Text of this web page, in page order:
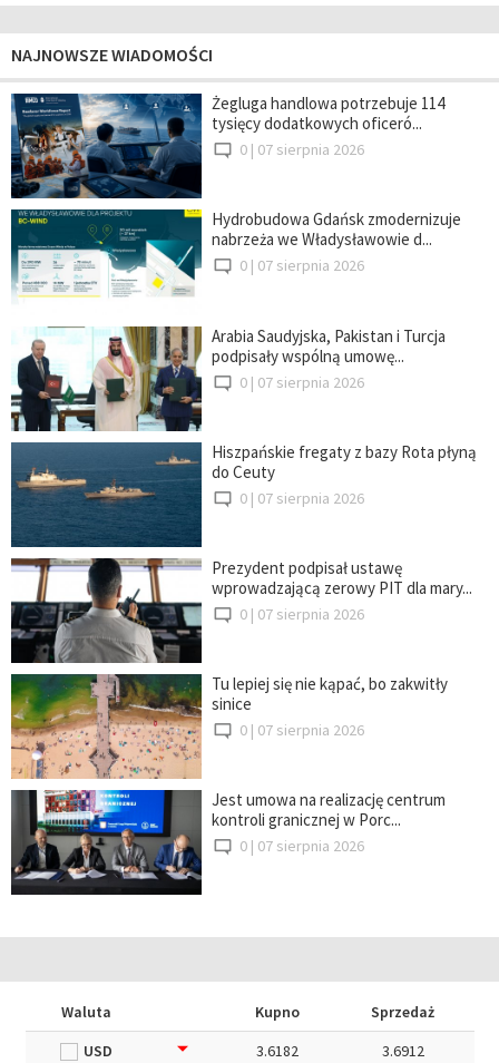
NAJNOWSZE WIADOMOŚCI
Żegluga handlowa potrzebuje 114
tysięcy dodatkowych oficeró...
0 | 07 sierpnia 2026
Hydrobudowa Gdańsk zmodernizuje
nabrzeża we Władysławowie d...
0 | 07 sierpnia 2026
Arabia Saudyjska, Pakistan i Turcja
podpisały wspólną umowę...
0 | 07 sierpnia 2026
Hiszpańskie fregaty z bazy Rota płyną
do Ceuty
0 | 07 sierpnia 2026
Prezydent podpisał ustawę
wprowadzającą zerowy PIT dla mary...
0 | 07 sierpnia 2026
Tu lepiej się nie kąpać, bo zakwitły
sinice
0 | 07 sierpnia 2026
Jest umowa na realizację centrum
kontroli granicznej w Porc...
0 | 07 sierpnia 2026
Waluta Kupno
Sprzedaż
USD
3.6182
3.6912